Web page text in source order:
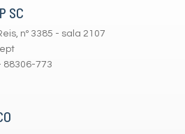
SC
nº 3385 - sala 2107
88306-773